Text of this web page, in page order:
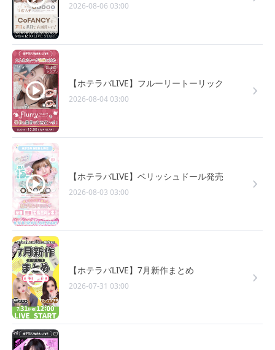
2026-08-06 03:00
【ホテラバLIVE】フルーリートーリック
2026-08-04 03:00
【ホテラバLIVE】ベリッシュドール発売
2026-08-03 03:00
【ホテラバLIVE】7月新作まとめ
2026-07-31 03:00